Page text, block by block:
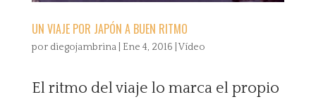
UN VIAJE POR JAPÓN A BUEN RITMO
por diegojambrina| Ene 4, 2016 |Vídeo
El ritmo del viaje lo marca el propio